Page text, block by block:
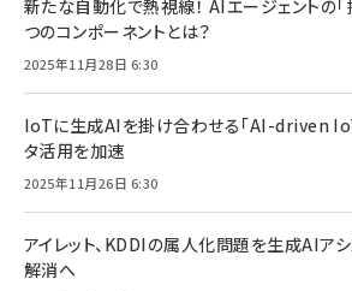
新たな自動化で熱視線！ AIエージェントの
つのコンポーネントとは？
2025年11月28日 6:30
IoTに生成AIを掛け合わせる「AI-driven
タ活用を加速
2025年11月26日 6:30
アイレット、KDDIの属人化問題を生成AIア
解消へ